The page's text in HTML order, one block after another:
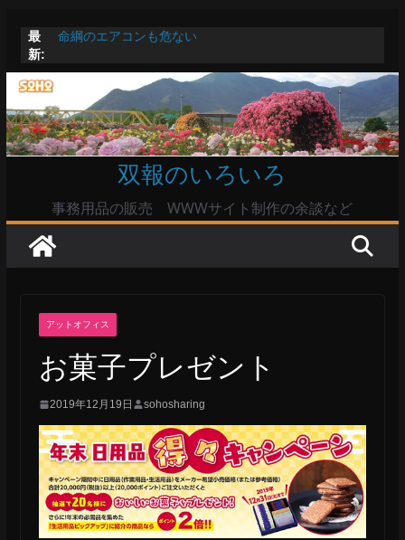
テ
ン
ツ
へ
ッ
最
新:
命綱のエアコンも危ない
た暑い
Windowsユーザーは公共の共有Wi-Fiは使うな?
高市首相とは隙間風が吹く鈴木憲和農水相
陸自部隊の思想信条調査報道受け小泉防衛相「不適切活
動ない」で良いのか
双報のいろいろ
事務用品の販売 WWWサイト制作の余談など
アットオフィス
お菓子プレゼント
2019年12月19日 sohosharing